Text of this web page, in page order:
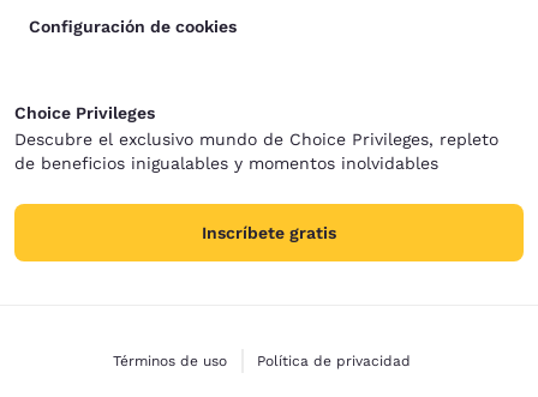
Configuración de cookies
Choice Privileges
Descubre el exclusivo mundo de Choice Privileges, repleto
de beneficios inigualables y momentos inolvidables
Inscríbete gratis
Términos de uso Política de privacidad